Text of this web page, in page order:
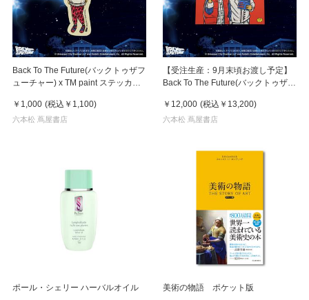
Back To The Future(バックトゥザフ
ューチャー) x TM paint ステッカー
￥1,000 (税込 ￥1,100)
六本松 蔦屋書店
【受注生産：9月末頃お渡し予定】
Back To The Future(バックトゥザフ
Marty & Doc(マーティ＆ドク)
￥12,000 (税込 ￥13,200)
六本松 蔦屋書店
ポール・シェリー ハーバルオイル 美術の物語 ポケット版